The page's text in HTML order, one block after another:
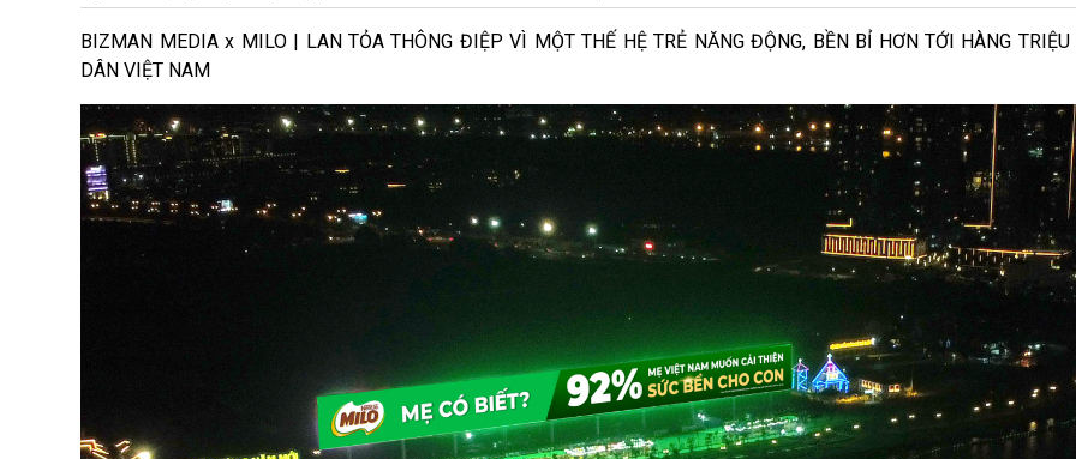
BIZMAN MEDIA x MILO | LAN TỎA THÔNG ĐIỆP VÌ MỘT THẾ HỆ TRẺ NĂNG ĐỘNG, BỀN BỈ HƠN TỚI HÀNG TRIỆU
DÂN VIỆT NAM